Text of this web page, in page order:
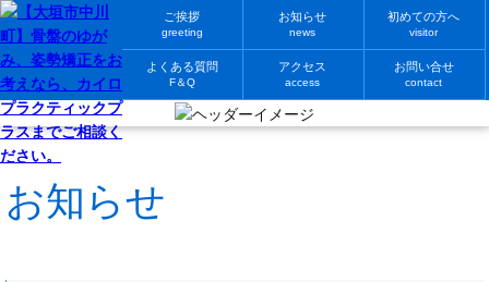
ご挨拶
greeting
お知らせ
news
初めての方へ
visitor
よくある質問
F＆Q
アクセス
access
お問い合せ
contact
お知らせ